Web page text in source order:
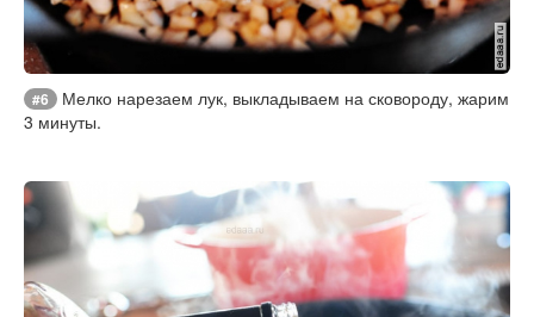
#6
Мелко нарезаем лук, выкладываем на сковороду, жарим
3 минуты.